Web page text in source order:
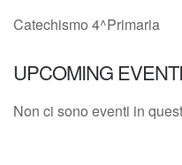
Catechismo 4^Primaria
UPCOMING EVENTI
Non ci sono eventi in